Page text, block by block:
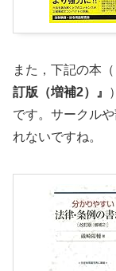
また，下記の本（
訂版（増補2）』
です。サークル
れないですね。